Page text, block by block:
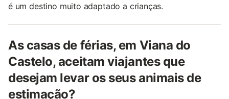
é um destino muito adaptado a crianças.
As casas de férias, em Viana do
Castelo, aceitam viajantes que
desejam levar os seus animais de
estimação?